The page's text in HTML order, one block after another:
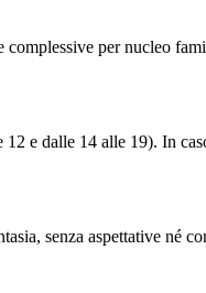
per nucleo
e dalle 14 alle 19). In
senza aspettative né